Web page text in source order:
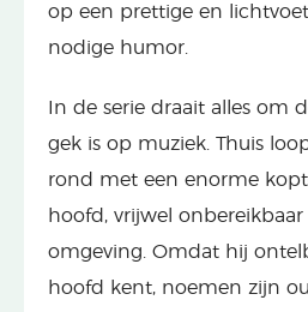
op een prettige en
nodige humor.
In de serie draait alles om
gek is op muziek. Thuis
rond met een enorme
hoofd, vrijwel onbereikbaar
omgeving. Omdat hij
hoofd kent, noemen zijn